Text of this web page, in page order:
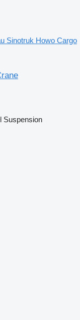
Sinotruk Howo Cargo
Suspension